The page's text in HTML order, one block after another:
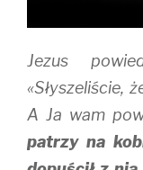
Jezus
«Słyszeliście,
A Ja wam
patrzy na